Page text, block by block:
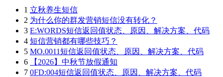
1 立秋养生短信
2 为什么你的群发营销短信没有转化？
3 E:WORDS短信返回值状态、原因、解决方案、代码
4 短信营销都有哪些技巧？
5 MO.0011短信返回值状态、原因、解决方案、代码
6
【2026】中秋节放假通知
7 0FD:004短信返回值状态、原因、解决方案、代码